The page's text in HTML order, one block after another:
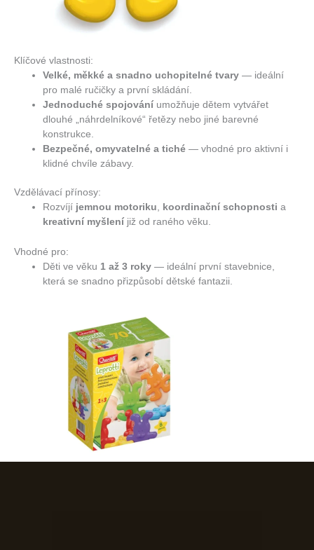
Klíčové vlastnosti:
Velké, měkké a snadno uchopitelné tvary — ideální
pro malé ručičky a první skládání.
Jednoduché spojování umožňuje dětem vytvářet
dlouhé „náhrdelníkové“ řetězy nebo jiné barevné
konstrukce.
Bezpečné, omyvatelné a tiché — vhodné pro aktivní i
klidné chvíle zábavy.
Vzdělávací přínosy:
Rozvíjí jemnou motoriku, koordinační schopnosti a
kreativní myšlení již od raného věku.
Vhodné pro:
Děti ve věku 1 až 3 roky — ideální první stavebnice,
která se snadno přizpůsobí dětské fantazii.